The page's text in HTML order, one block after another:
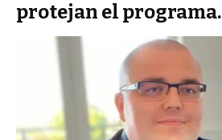
protejan el programa.